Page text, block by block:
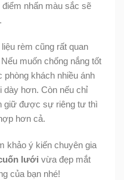
nhấn màu sắc sẽ
rèm cũng rất quan
muốn chống nắng tốt
khách nhiều ánh
dày hơn. Còn nếu chỉ
giữ được sự riêng tư thì
hơn cả.
khảo ý kiến chuyên gia
lưới vừa đẹp mắt
của bạn nhé!